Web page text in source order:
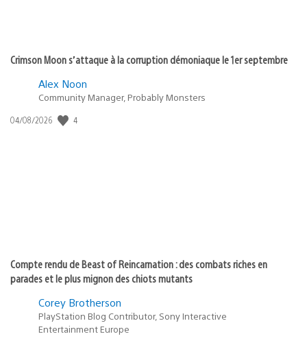
Crimson Moon s’attaque à la corruption démoniaque le 1er septembre
Alex Noon
Community Manager, Probably Monsters
Date
04/08/2026 4
Compte rendu de Beast of Reincarnation : des combats riches en
parades et le plus mignon des chiots mutants
Corey Brotherson
PlayStation Blog Contributor, Sony Interactive
Entertainment Europe